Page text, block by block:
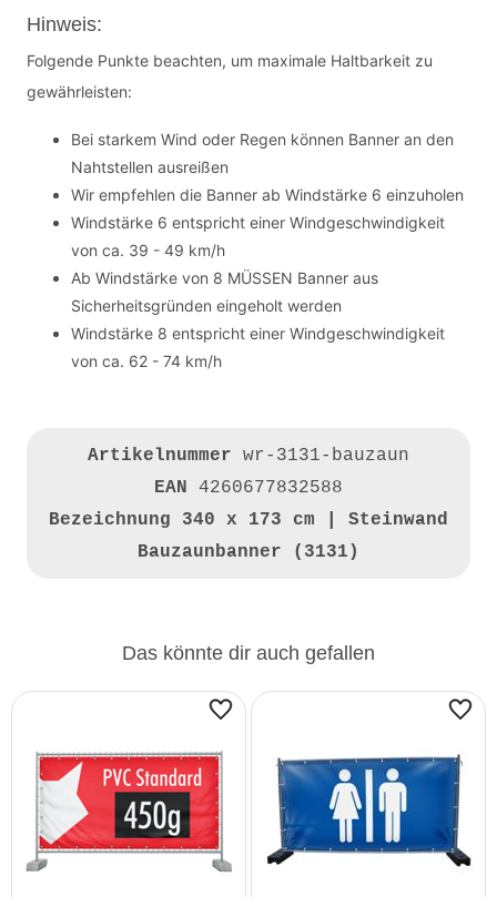
Hinweis:
Folgende Punkte beachten, um maximale Haltbarkeit zu
gewährleisten:
Bei starkem Wind oder Regen können Banner an den
Nahtstellen ausreißen
Wir empfehlen die Banner ab Windstärke 6 einzuholen
Windstärke 6 entspricht einer Windgeschwindigkeit
von ca. 39 - 49 km/h
Ab Windstärke von 8 MÜSSEN Banner aus
Sicherheitsgründen eingeholt werden
Windstärke 8 entspricht einer Windgeschwindigkeit
von ca. 62 - 74 km/h
Artikelnummer wr-3131-bauzaun
EAN 4260677832588
Bezeichnung 340 x 173 cm | Steinwand
Bauzaunbanner (3131)
Das könnte dir auch gefallen